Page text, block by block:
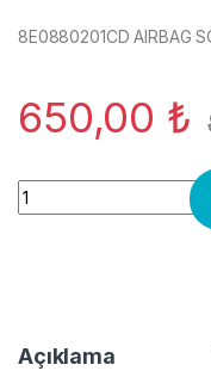
8E0880201CD AIRBAG
650,00 ₺
8E0880201CD
Açıklama